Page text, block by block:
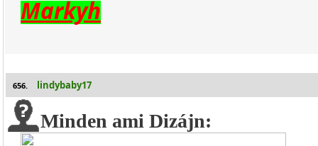
Markyh
656. lindybaby17
Minden ami Dizájn: